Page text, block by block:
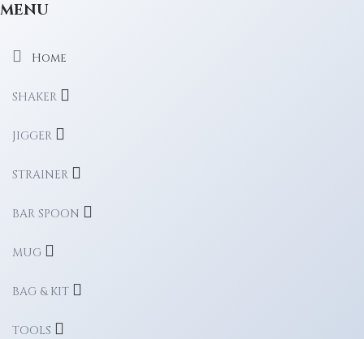
MENU
Home
SHAKER
JIGGER
STRAINER
BAR SPOON
MUG
BAG & KIT
TOOLS